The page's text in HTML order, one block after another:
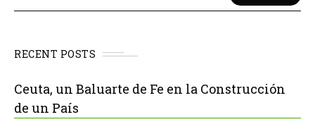
RECENT POSTS
Ceuta, un Baluarte de Fe en la Construcción
de un País